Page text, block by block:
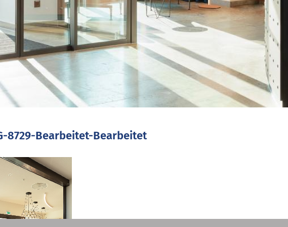
8729-Bearbeitet-Bearbeitet